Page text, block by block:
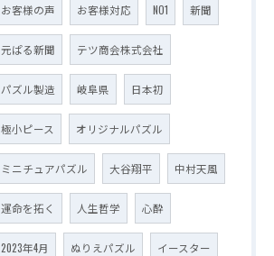
お客様の声 お客様対応 NO1 新聞
元ぱる新聞 テツ商会株式会社
パズル製造 岐阜県 日本初
極小ピース オリジナルパズル
ミニチュアパズル 大谷翔平 中村天風
運命を拓く 人生哲学 心酔
2023年4月 ぬりえパズル イースター